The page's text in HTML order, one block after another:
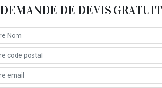
DEMANDE DE DEVIS GRATUIT